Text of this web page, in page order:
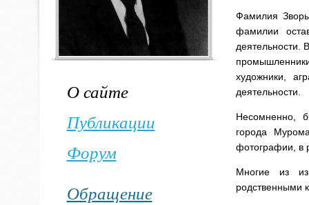
О сайте
Публикации
Форум
Обращение
Фамилия
фамилии
деятельности.
художники,
деятельности.
Несомненно,
города
фотографии, в
Многие из
родственными